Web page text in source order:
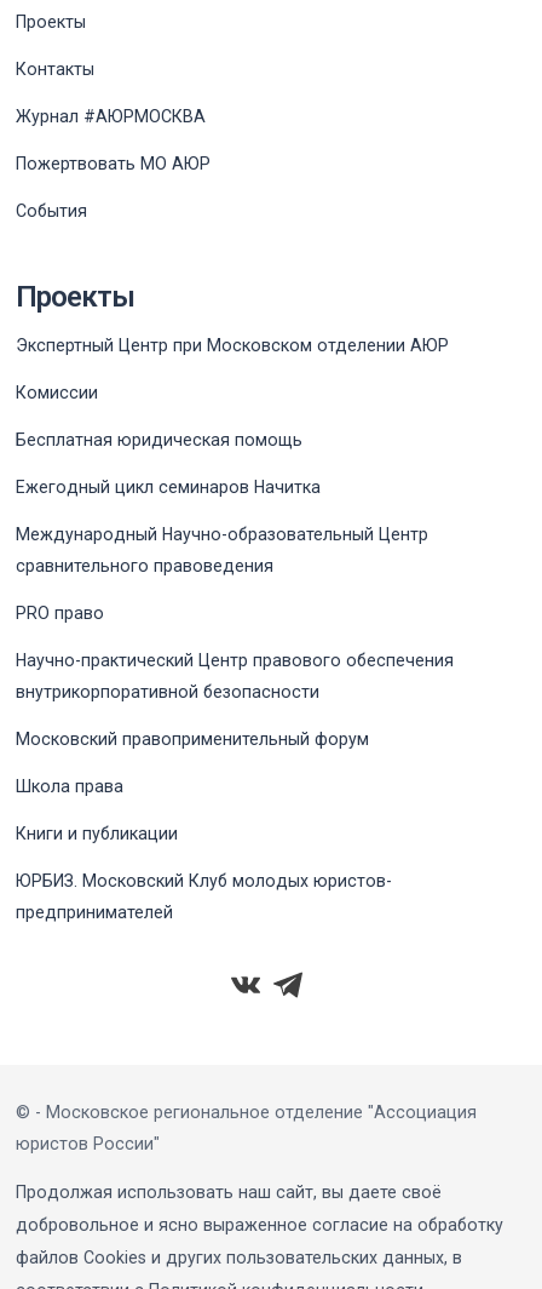
Проекты
Контакты
Журнал #АЮРМОСКВА
Пожертвовать МО АЮР
События
Проекты
Экспертный Центр при Московском отделении АЮР
Комиссии
Бесплатная юридическая помощь
Ежегодный цикл семинаров Начитка
Международный Научно-образовательный Центр
сравнительного правоведения
PRO право
Научно-практический Центр правового обеспечения
внутрикорпоративной безопасности
Московский правоприменительный форум
Школа права
Книги и публикации
ЮРБИЗ. Московский Клуб молодых юристов-
предпринимателей
© - Московское региональное отделение "Ассоциация
юристов России"
Продолжая использовать наш сайт, вы даете своё
добровольное и ясно выраженное согласие на обработку
файлов Cookies и других пользовательских данных, в